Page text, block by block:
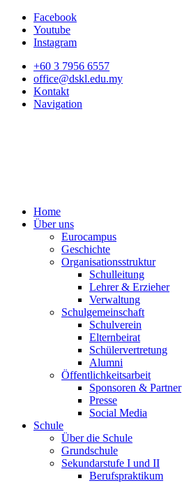
Facebook
Youtube
Instagram
+60 3 7956 6557
office@dskl.edu.my
Kontakt
Navigation
Home
Über uns
Eurocampus
Geschichte
Organisationsstruktur
Schulleitung
Lehrer & Erzieher
Verwaltung
Schulgemeinschaft
Schulverein
Elternbeirat
Schülervertretung
Alumni
Öffentlichkeitsarbeit
Sponsoren & Partner
Presse
Social Media
Schule
Über die Schule
Grundschule
Sekundarstufe I und II
Berufspraktikum